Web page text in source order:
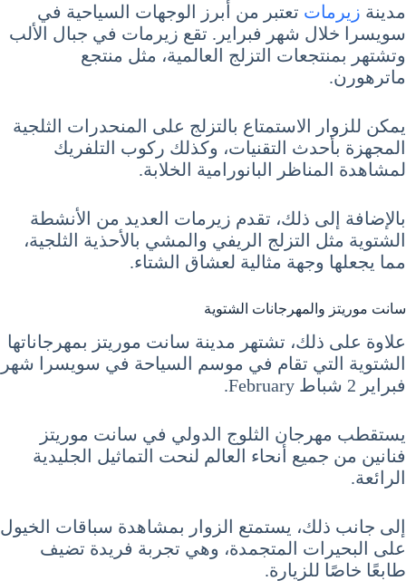
مدينة زيرمات تعتبر من أبرز الوجهات السياحية في
سويسرا خلال شهر فبراير. تقع زيرمات في جبال الألب
وتشتهر بمنتجعات التزلج العالمية، مثل منتجع
ماترهورن.
يمكن للزوار الاستمتاع بالتزلج على المنحدرات الثلجية
المجهزة بأحدث التقنيات، وكذلك ركوب التلفريك
لمشاهدة المناظر البانورامية الخلابة.
بالإضافة إلى ذلك، تقدم زيرمات العديد من الأنشطة
الشتوية مثل التزلج الريفي والمشي بالأحذية الثلجية،
مما يجعلها وجهة مثالية لعشاق الشتاء.
سانت موريتز والمهرجانات الشتوية
علاوة على ذلك، تشتهر مدينة سانت موريتز بمهرجاناتها
الشتوية التي تقام في موسم السياحة في سويسرا شهر
فبراير 2 شباط February.
يستقطب مهرجان الثلوج الدولي في سانت موريتز
فنانين من جميع أنحاء العالم لنحت التماثيل الجليدية
الرائعة.
إلى جانب ذلك، يستمتع الزوار بمشاهدة سباقات الخيول
على البحيرات المتجمدة، وهي تجربة فريدة تضيف
طابعًا خاصًا للزيارة.